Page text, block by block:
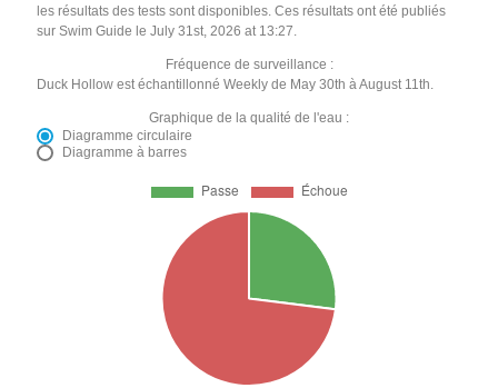
les résultats des tests sont disponibles. Ces résultats ont été publiés
sur Swim Guide le July 31st, 2026 at 13:27.
Fréquence de surveillance :
Duck Hollow est échantillonné Weekly de May 30th à August 11th.
Graphique de la qualité de l'eau :
Diagramme circulaire
Diagramme à barres